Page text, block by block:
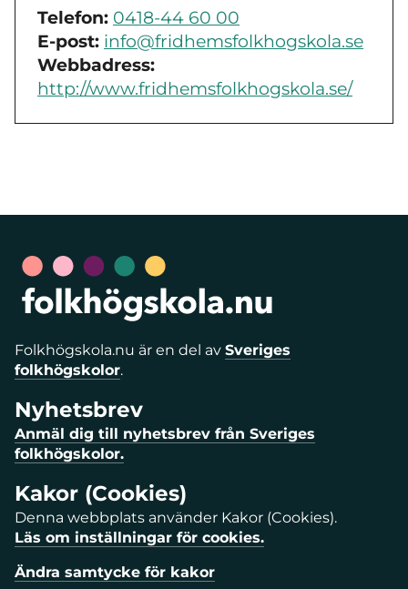
Telefon: 0418-44 60 00
E-post: info@fridhemsfolkhogskola.se
Webbadress:
http://www.fridhemsfolkhogskola.se/
Folkhögskola.nu är en del av Sveriges
folkhögskolor.
Nyhetsbrev
Anmäl dig till nyhetsbrev från Sveriges
folkhögskolor.
Kakor (Cookies)
Denna webbplats använder Kakor (Cookies).
Läs om inställningar för cookies.
Ändra samtycke för kakor